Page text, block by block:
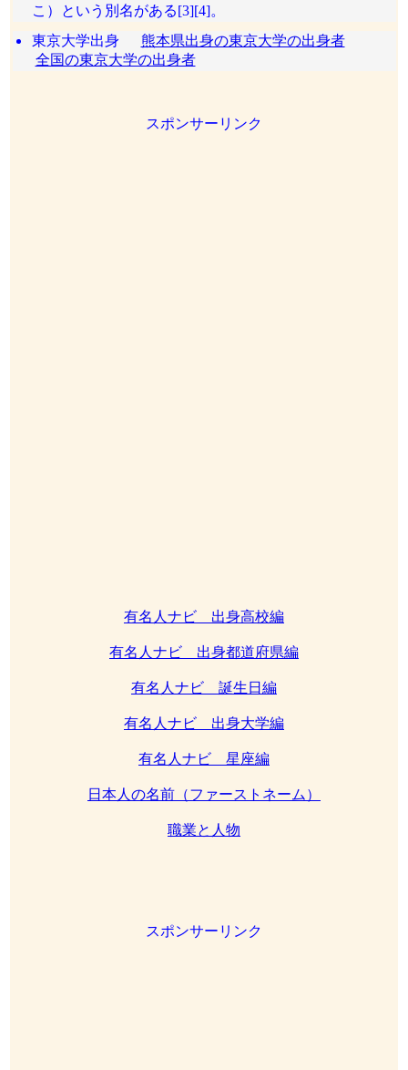
こ）という別名がある[3][4]。
東京大学出身 熊本県出身の東京大学の出身者
全国の東京大学の出身者
スポンサーリンク
有名人ナビ 出身高校編
有名人ナビ 出身都道府県編
有名人ナビ 誕生日編
有名人ナビ 出身大学編
有名人ナビ 星座編
日本人の名前（ファーストネーム）
職業と人物
スポンサーリンク